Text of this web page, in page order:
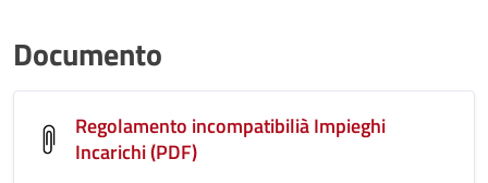
Documento
Regolamento incompatibilià Impieghi
Incarichi (PDF)